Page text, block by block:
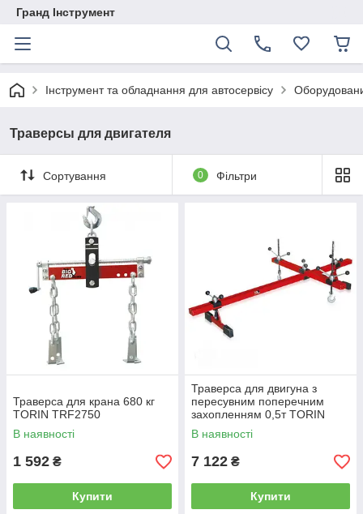
Гранд Інструмент
Інструмент та обладнання для автосервісу
Траверсы для двигателя
Сортування 0 Фільтри
Траверса для крана 680 кг
TORIN TRF2750
В наявності
1 592 ₴
Купити
Траверса для двигуна з
пересувним поперечним
захопленням 0,5т TORIN
TRW04006
В наявності
7 122 ₴
Купити